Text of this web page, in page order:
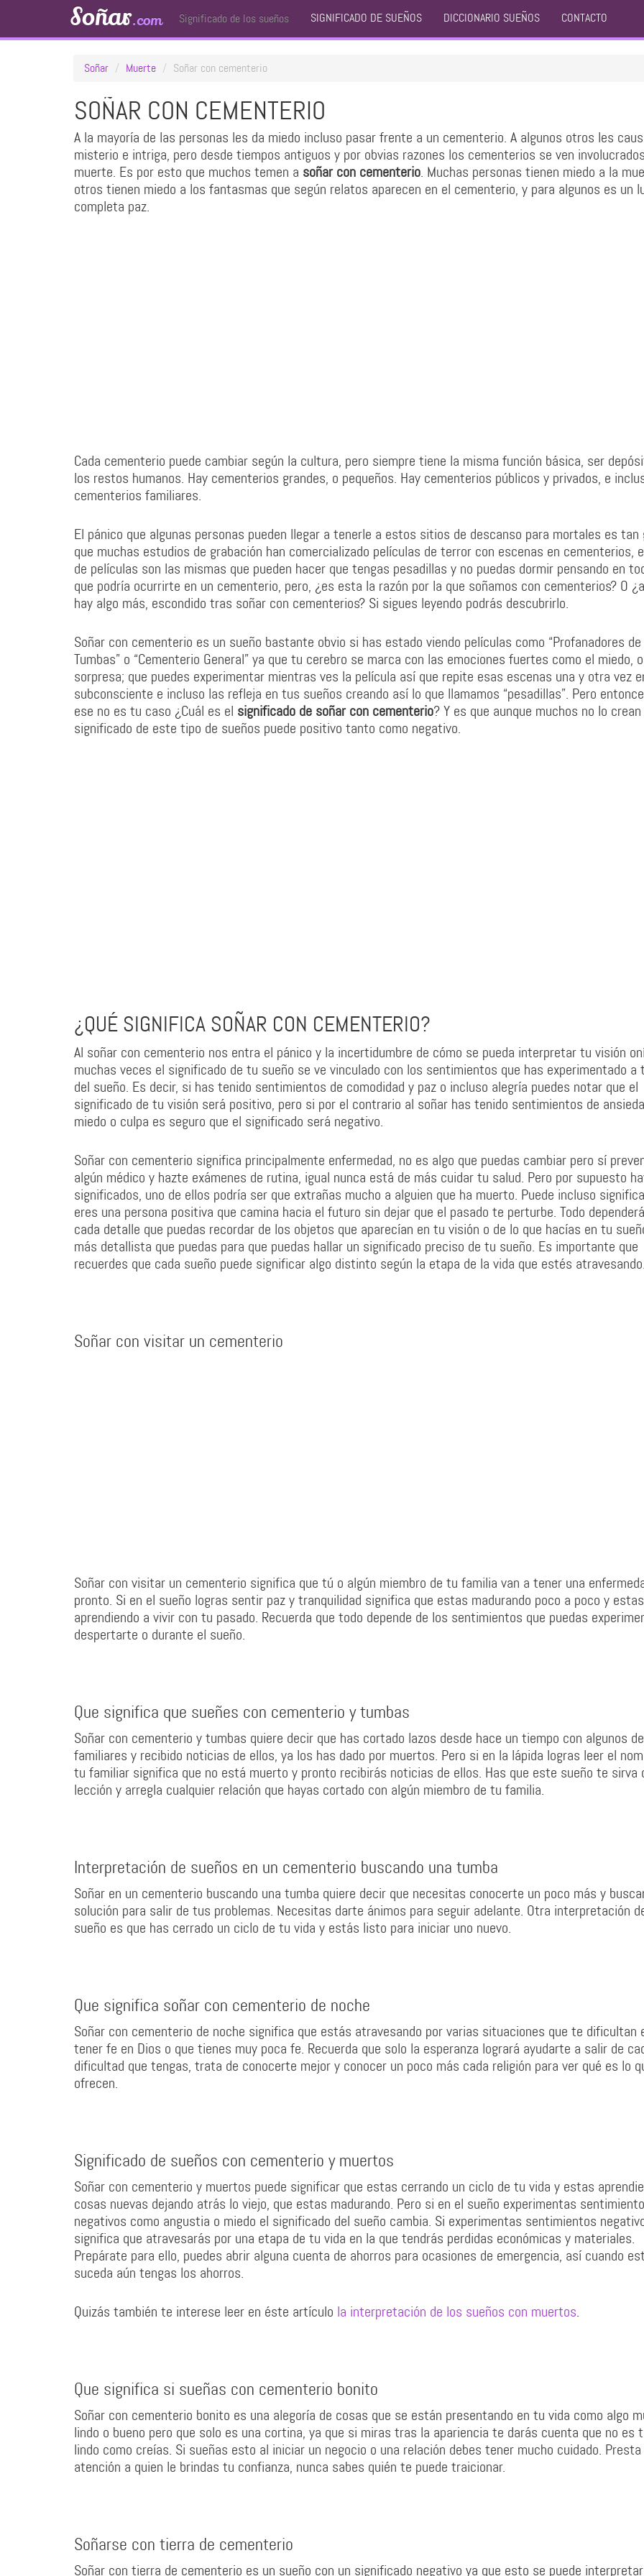
Soñar.com Significado de los sueños SIGNIFICADO DE SUEÑOS DICCIONARIO SUEÑOS CONTACTO
Soñar Muerte Soñar con cementerio
SOÑAR CON CEMENTERIO
A la mayoría de las personas les da miedo incluso pasar frente a un cementerio. A algunos otros les
misterio e intriga, pero desde tiempos antiguos y por obvias razones los cementerios se ven
muerte. Es por esto que muchos temen a soñar con cementerio. Muchas personas tienen miedo a la
otros tienen miedo a los fantasmas que según relatos aparecen en el cementerio, y para algunos es un
completa paz.
Cada cementerio puede cambiar según la cultura, pero siempre tiene la misma función básica, ser
los restos humanos. Hay cementerios grandes, o pequeños. Hay cementerios públicos y privados, e
cementerios familiares.
El pánico que algunas personas pueden llegar a tenerle a estos sitios de descanso para mortales es tan
que muchas estudios de grabación han comercializado películas de terror con escenas en cementerios,
de películas son las mismas que pueden hacer que tengas pesadillas y no puedas dormir pensando en
que podría ocurrirte en un cementerio, pero, ¿es esta la razón por la que soñamos con cementerios? O
hay algo más, escondido tras soñar con cementerios? Si sigues leyendo podrás descubrirlo.
Soñar con cementerio es un sueño bastante obvio si has estado viendo películas como “Profanadores de
Tumbas” o “Cementerio General” ya que tu cerebro se marca con las emociones fuertes como el miedo,
sorpresa; que puedes experimentar mientras ves la película así que repite esas escenas una y otra vez
subconsciente e incluso las refleja en tus sueños creando así lo que llamamos “pesadillas”. Pero
ese no es tu caso ¿Cuál es el significado de soñar con cementerio? Y es que aunque muchos no lo
significado de este tipo de sueños puede positivo tanto como negativo.
¿QUÉ SIGNIFICA SOÑAR CON CEMENTERIO?
Al soñar con cementerio nos entra el pánico y la incertidumbre de cómo se pueda interpretar tu visión
muchas veces el significado de tu sueño se ve vinculado con los sentimientos que has experimentado a
del sueño. Es decir, si has tenido sentimientos de comodidad y paz o incluso alegría puedes notar que el
significado de tu visión será positivo, pero si por el contrario al soñar has tenido sentimientos de
miedo o culpa es seguro que el significado será negativo.
Soñar con cementerio significa principalmente enfermedad, no es algo que puedas cambiar pero sí
algún médico y hazte exámenes de rutina, igual nunca está de más cuidar tu salud. Pero por supuesto
significados, uno de ellos podría ser que extrañas mucho a alguien que ha muerto. Puede incluso
eres una persona positiva que camina hacia el futuro sin dejar que el pasado te perturbe. Todo
cada detalle que puedas recordar de los objetos que aparecían en tu visión o de lo que hacías en tu
más detallista que puedas para que puedas hallar un significado preciso de tu sueño. Es importante que
recuerdes que cada sueño puede significar algo distinto según la etapa de la vida que estés
Soñar con visitar un cementerio
Soñar con visitar un cementerio significa que tú o algún miembro de tu familia van a tener una
pronto. Si en el sueño logras sentir paz y tranquilidad significa que estas madurando poco a poco y estas
aprendiendo a vivir con tu pasado. Recuerda que todo depende de los sentimientos que puedas
despertarte o durante el sueño.
Que significa que sueñes con cementerio y tumbas
Soñar con cementerio y tumbas quiere decir que has cortado lazos desde hace un tiempo con algunos
familiares y recibido noticias de ellos, ya los has dado por muertos. Pero si en la lápida logras leer el
tu familiar significa que no está muerto y pronto recibirás noticias de ellos. Has que este sueño te sirva
lección y arregla cualquier relación que hayas cortado con algún miembro de tu familia.
Interpretación de sueños en un cementerio buscando una tumba
Soñar en un cementerio buscando una tumba quiere decir que necesitas conocerte un poco más y
solución para salir de tus problemas. Necesitas darte ánimos para seguir adelante. Otra interpretación
sueño es que has cerrado un ciclo de tu vida y estás listo para iniciar uno nuevo.
Que significa soñar con cementerio de noche
Soñar con cementerio de noche significa que estás atravesando por varias situaciones que te dificultan
tener fe en Dios o que tienes muy poca fe. Recuerda que solo la esperanza logrará ayudarte a salir de
dificultad que tengas, trata de conocerte mejor y conocer un poco más cada religión para ver qué es lo
ofrecen.
Significado de sueños con cementerio y muertos
Soñar con cementerio y muertos puede significar que estas cerrando un ciclo de tu vida y estas
cosas nuevas dejando atrás lo viejo, que estas madurando. Pero si en el sueño experimentas
negativos como angustia o miedo el significado del sueño cambia. Si experimentas sentimientos
significa que atravesarás por una etapa de tu vida en la que tendrás perdidas económicas y materiales.
Prepárate para ello, puedes abrir alguna cuenta de ahorros para ocasiones de emergencia, así cuando
suceda aún tengas los ahorros.
Quizás también te interese leer en éste artículo la interpretación de los sueños con muertos.
Que significa si sueñas con cementerio bonito
Soñar con cementerio bonito es una alegoría de cosas que se están presentando en tu vida como algo
lindo o bueno pero que solo es una cortina, ya que si miras tras la apariencia te darás cuenta que no es
lindo como creías. Si sueñas esto al iniciar un negocio o una relación debes tener mucho cuidado. Presta
atención a quien le brindas tu confianza, nunca sabes quién te puede traicionar.
Soñarse con tierra de cementerio
Soñar con tierra de cementerio es un sueño con un significado negativo ya que esto se puede interpretar